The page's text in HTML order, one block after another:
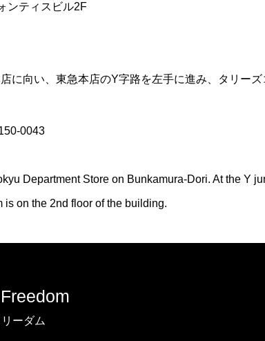
ンティスビル2F
向い、東急本店のY字路を左手に進み、タリーズ
0043
Department Store on Bunkamura-Dori. At the Y
is on the 2nd floor of the building.
ーダム